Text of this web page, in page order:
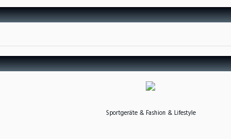
Sportgeräte & Fashion & Lifestyle